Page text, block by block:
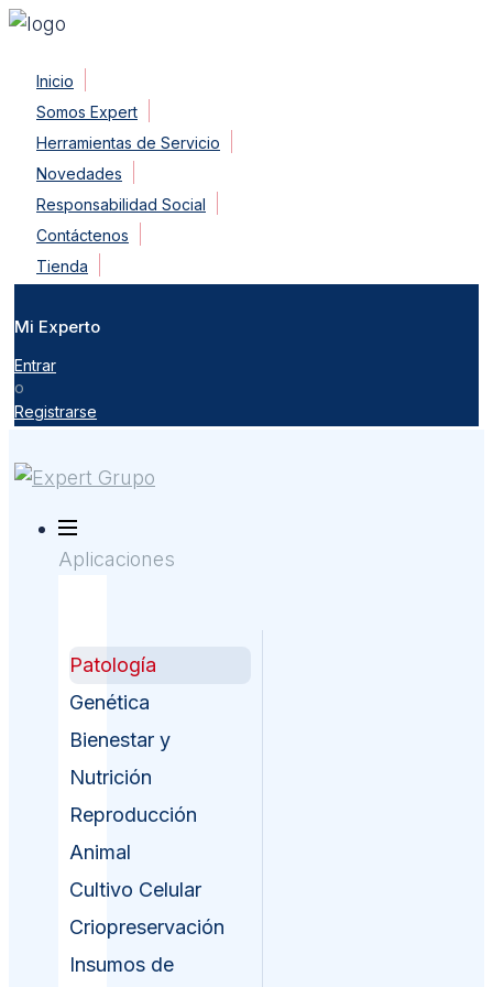
content
Inicio
Somos Expert
Herramientas de Servicio
Novedades
Responsabilidad Social
Contáctenos
Tienda
Mi Experto
Entrar
o
Registrarse
Aplicaciones
Patología
Genética
Bienestar y
Nutrición
Reproducción
Animal
Cultivo Celular
Criopreservación
Insumos de